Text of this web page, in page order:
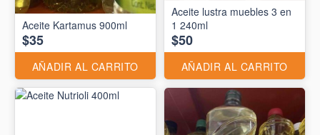
Aceite Kartamus 900ml
$35
AÑADIR AL CARRITO
Aceite lustra muebles 3 en
1 240ml
$50
AÑADIR AL CARRITO